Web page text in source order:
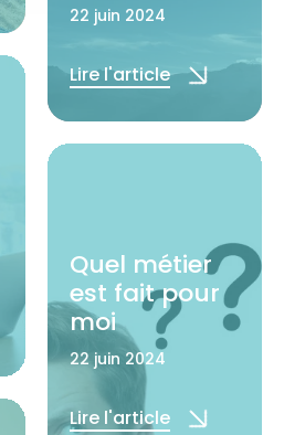
22 juin 2024
Lire l'article
Quel métier
est fait pour
moi
22 juin 2024
Lire l'article